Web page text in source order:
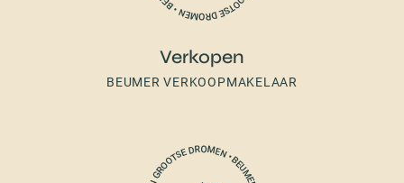
Verkopen
BEUMER VERKOOPMAKELAAR